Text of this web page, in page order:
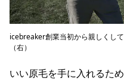
icebreaker創業当初から親しくし
（右）
いい原毛を手に入れるた